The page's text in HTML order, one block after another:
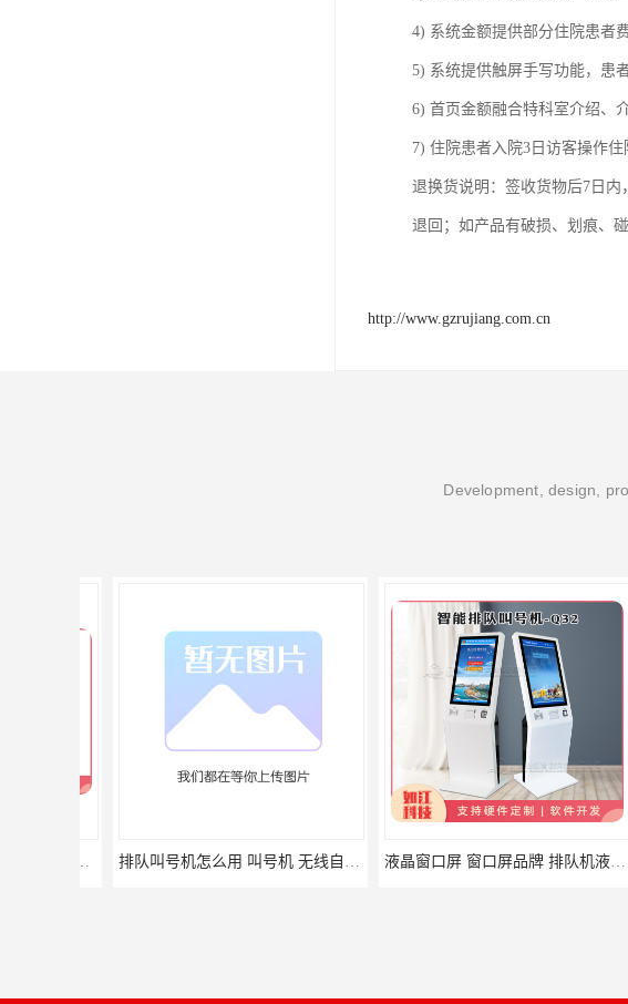
4) 系统金额提供部分住院患者
5) 系统提供触屏手写功能，患
6) 首页金额融合特科室介绍、
7) 住院患者入院3日访客操作
退换货说明：签收货物后7日
退回；如产品有破损、划痕、
http://www.gzrujiang.com.cn
Development, design,
排队叫号机怎么用 叫号机 无线自助服务 液晶窗口屏 窗口屏品牌 排队机液晶窗口屏价格